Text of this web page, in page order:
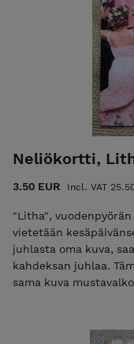
Neliökortti,
3.50 EUR Incl. VAT
"Litha",
vietetään kesäpäivänseisauksen
juhlasta oma kuva,
kahdeksan juhlaa.
sama kuva